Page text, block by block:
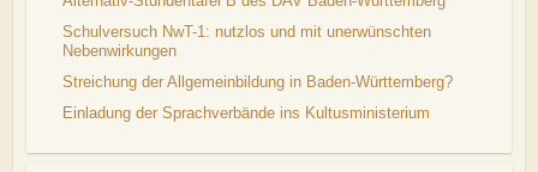
Schulversuch NwT-1: nutzlos und mit unerwünschten
Nebenwirkungen
Streichung der Allgemeinbildung in Baden-Württemberg?
Einladung der Sprachverbände ins Kultusministerium